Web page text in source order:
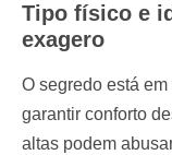
Tipo físico e
exagero
O segredo está
garantir conforto
altas podem